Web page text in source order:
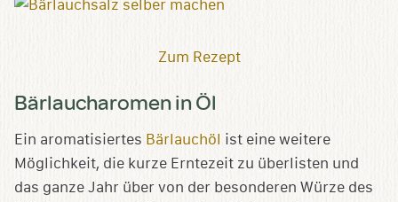
Zum Rezept
Bärlaucharomen in Öl
Ein aromatisiertes Bärlauchöl ist eine weitere
Möglichkeit, die kurze Erntezeit zu überlisten und
das ganze Jahr über von der besonderen Würze des